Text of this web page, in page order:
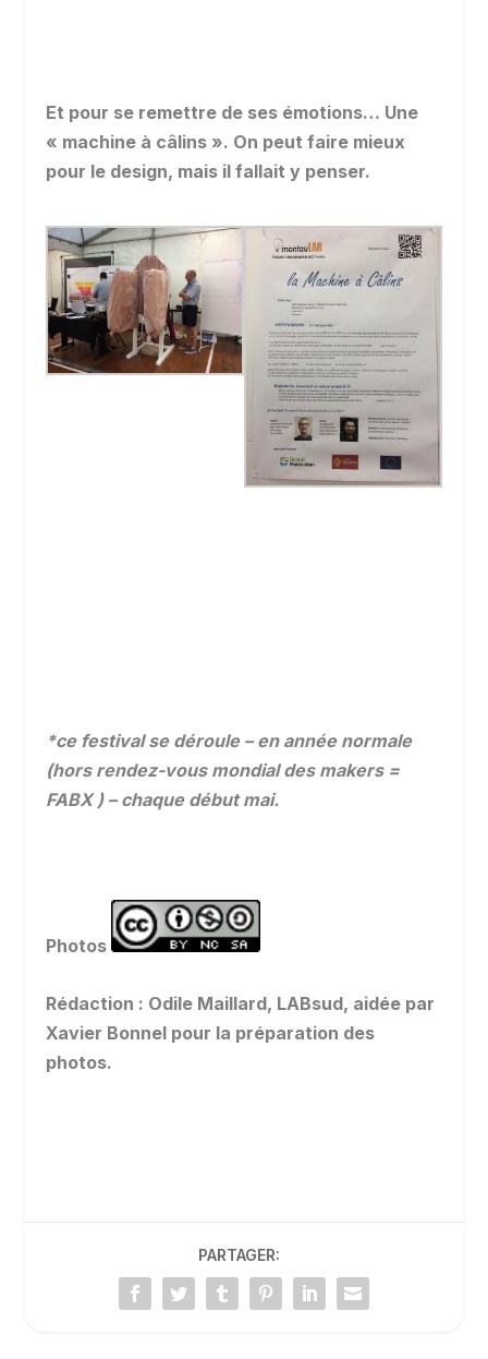
Et pour se remettre de ses émotions… Une
« machine à câlins ». On peut faire mieux
pour le design, mais il fallait y penser.
*ce festival se déroule – en année normale
(hors rendez-vous mondial des makers =
FABX ) – chaque début mai.
Photos
Rédaction : Odile Maillard, LABsud, aidée par
Xavier Bonnel pour la préparation des
photos.
PARTAGER: